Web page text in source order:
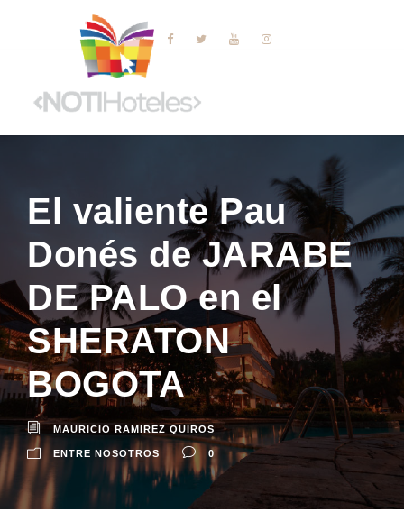
El valiente Pau
Donés de JARABE
DE PALO en el
SHERATON
BOGOTA
MAURICIO RAMIREZ QUIROS
ENTRE NOSOTROS 0